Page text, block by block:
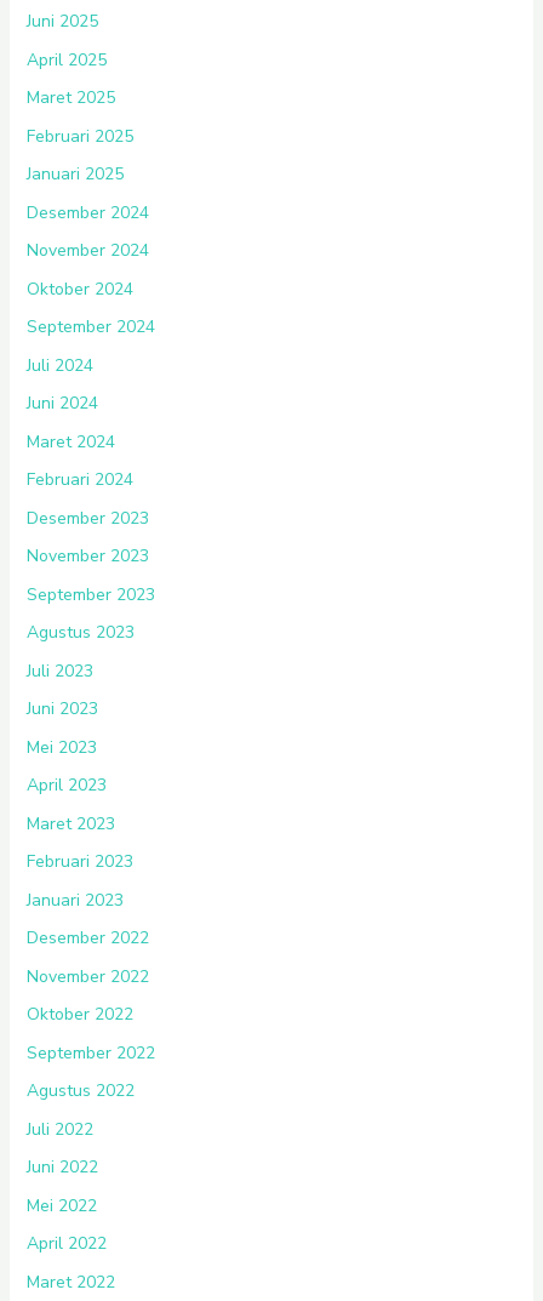
Juni 2025
April 2025
Maret 2025
Februari 2025
Januari 2025
Desember 2024
November 2024
Oktober 2024
September 2024
Juli 2024
Juni 2024
Maret 2024
Februari 2024
Desember 2023
November 2023
September 2023
Agustus 2023
Juli 2023
Juni 2023
Mei 2023
April 2023
Maret 2023
Februari 2023
Januari 2023
Desember 2022
November 2022
Oktober 2022
September 2022
Agustus 2022
Juli 2022
Juni 2022
Mei 2022
April 2022
Maret 2022